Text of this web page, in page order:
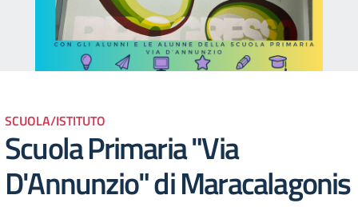
SCUOLA/ISTITUTO
Scuola Primaria "Via
D'Annunzio" di Maracalagonis